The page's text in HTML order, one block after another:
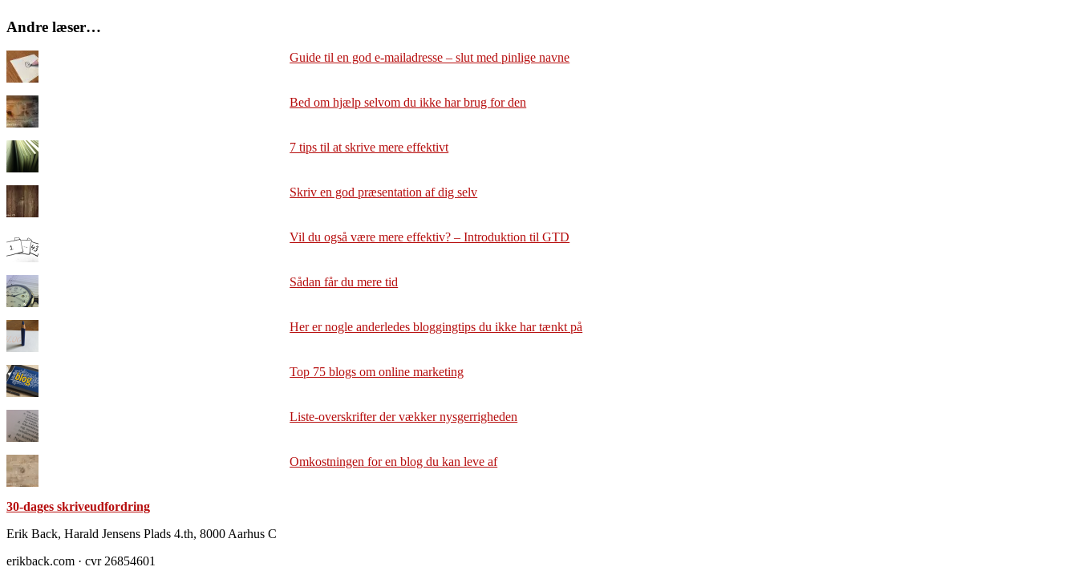
Andre læser…
Guide til en god e-mailadresse – slut med pinlige navne
Bed om hjælp selvom du ikke har brug for den
7 tips til at skrive mere effektivt
Skriv en god præsentation af dig selv
Vil du også være mere effektiv? – Introduktion til GTD
Sådan får du mere tid
Her er nogle anderledes bloggingtips du ikke har tænkt på
Top 75 blogs om online marketing
Liste-overskrifter der vækker nysgerrigheden
Omkostningen for en blog du kan leve af
30-dages skriveudfordring
Footer
Erik Back, Harald Jensens Plads 4.th, 8000 Aarhus C
erikback.com · cvr 26854601